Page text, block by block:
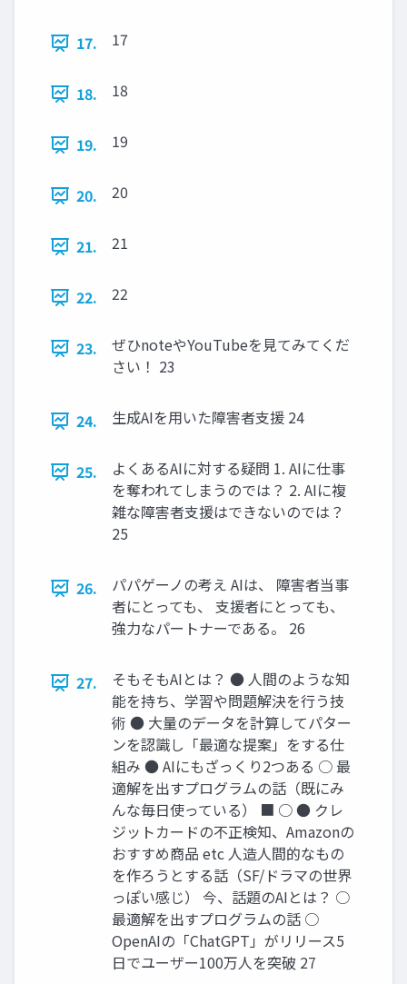
17. 17
18. 18
19. 19
20. 20
21. 21
22. 22
23.
ぜひnoteやYouTubeを見てみてくだ
さい！ 23
24. 生成AIを用いた障害者支援 24
25.
よくあるAIに対する疑問 1. AIに仕事
を奪われてしまうのでは？ 2. AIに複
雑な障害者支援はできないのでは？
25
26.
パパゲーノの考え AIは、 障害者当事
者にとっても、 支援者にとっても、
強力なパートナーである。 26
27.
そもそもAIとは？ ● 人間のような知
能を持ち、学習や問題解決を行う技
術 ● 大量のデータを計算してパター
ンを認識し「最適な提案」をする仕
組み ● AIにもざっくり2つある ○ 最
適解を出すプログラムの話（既にみ
んな毎日使っている） ■ ○ ● クレ
ジットカードの不正検知、Amazonの
おすすめ商品 etc 人造人間的なもの
を作ろうとする話（SF/ドラマの世界
っぽい感じ） 今、話題のAIとは？ ○
最適解を出すプログラムの話 ○
OpenAIの「ChatGPT」がリリース5
日でユーザー100万人を突破 27